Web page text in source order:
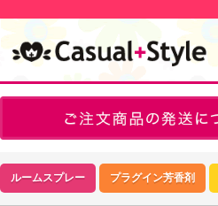
ルームスプレー プラグイン芳香剤